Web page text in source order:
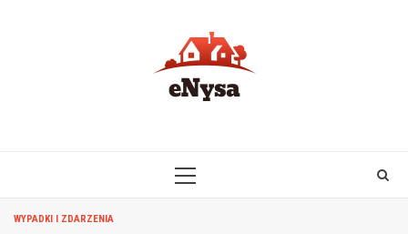
PRIMARY
WYPADKI I ZDARZENIA